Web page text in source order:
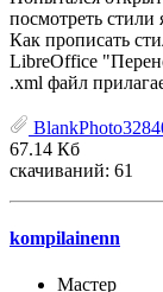
посмотреть стили
Как прописать
LibreOffice
.xml файл
67.14 Кб
скачиваний: 61
kompilainenn
Мастер